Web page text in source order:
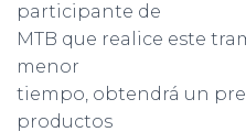
participante de
MTB que realice este
menor
tiempo, obtendrá un
productos